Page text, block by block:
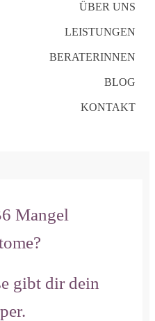
ÜBER UNS
LEISTUNGEN
BERATERINNEN
BLOG
KONTAKT
Mangel
gibt dir dein